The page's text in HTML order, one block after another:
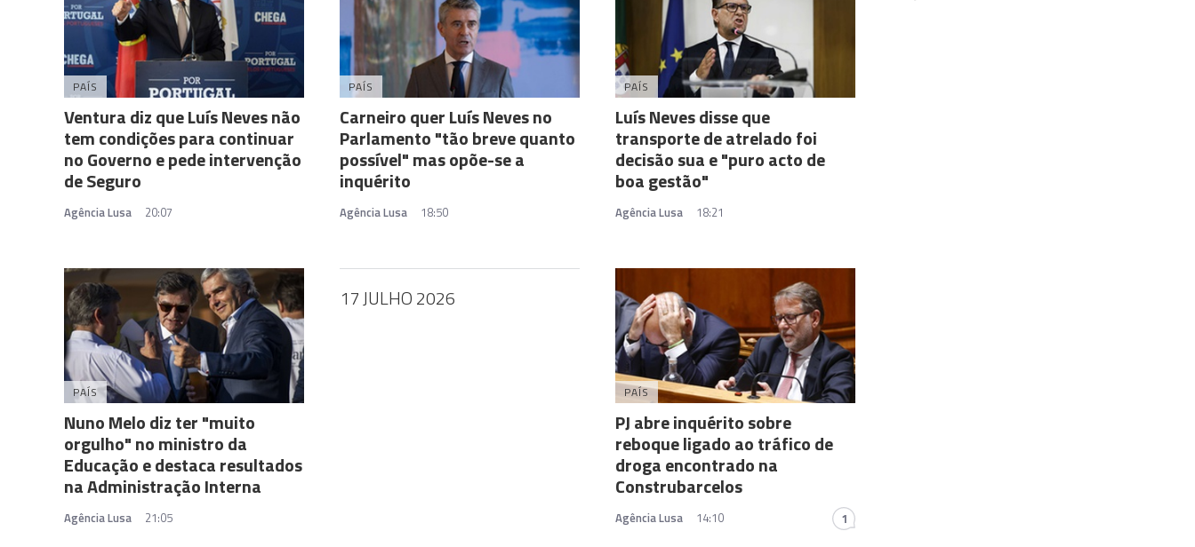
PAÍS
Ventura diz que Luís Neves não
tem condições para continuar
no Governo e pede intervenção
de Seguro
Agência Lusa 20:07
PAÍS
Carneiro quer Luís Neves no
Parlamento "tão breve quanto
possível" mas opõe-se a
inquérito
Agência Lusa 18:50
PAÍS
Luís Neves disse que
transporte de atrelado foi
decisão sua e "puro acto de
boa gestão"
Agência Lusa 18:21
PAÍS
Nuno Melo diz ter "muito
orgulho" no ministro da
Educação e destaca resultados
na Administração Interna
Agência Lusa 21:05
17 JULHO 2026
PAÍS
PJ abre inquérito sobre
reboque ligado ao tráfico de
droga encontrado na
Construbarcelos
Agência Lusa 14:10 1